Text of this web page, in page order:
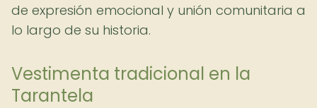
de expresión emocional y unión comunitaria a
lo largo de su historia.
Vestimenta tradicional en la
Tarantela